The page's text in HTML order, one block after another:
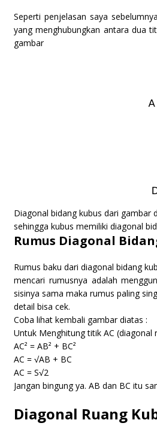
Seperti penjelasan saya
yang menghubungkan antara dua
gambar
Diagonal bidang kubus dari gambar
sehingga kubus memiliki diagonal
Rumus Diagonal
Rumus baku dari diagonal bidang
mencari rumusnya adalah
sisinya sama maka rumus paling
detail bisa cek.
Coba lihat kembali gambar diatas :
Untuk Menghitung titik AC (diagonal
AC² = AB² + BC²
AC = √AB + BC
AC = S√2
Jangan bingung ya. AB dan BC itu
Diagonal Ruang